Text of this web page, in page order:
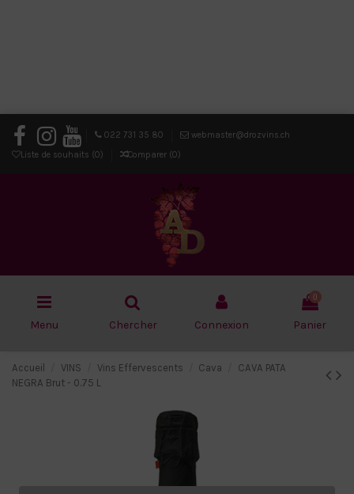
022 731 35 80
webmaster@drozvins.ch
Liste de souhaits (0) Comparer (0)
Menu Chercher Connexion
0
Panier
Accueil VINS Vins Effervescents Cava
CAVA PATA
NEGRA Brut - 0.75 L